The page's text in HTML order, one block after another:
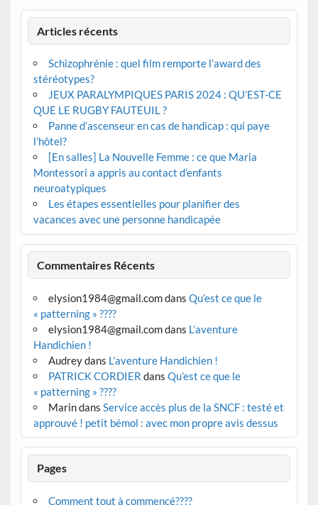
Articles récents
Schizophrénie : quel film remporte l’award des
stéréotypes?
JEUX PARALYMPIQUES PARIS 2024 : QU’EST-CE
QUE LE RUGBY FAUTEUIL ?
Panne d’ascenseur en cas de handicap : qui paye
l’hôtel?
[En salles] La Nouvelle Femme : ce que Maria
Montessori a appris au contact d’enfants
neuroatypiques
Les étapes essentielles pour planifier des
vacances avec une personne handicapée
Commentaires Récents
elysion1984@gmail.comdans Qu’est ce que le
« patterning » ????
elysion1984@gmail.comdans L’aventure
Handichien !
Audreydans L’aventure Handichien !
PATRICK CORDIER dans Qu’est ce que le
« patterning » ????
Marindans Service accès plus de la SNCF : testé et
approuvé ! petit bémol : avec mon propre avis dessus
Pages
Comment tout à commencé????